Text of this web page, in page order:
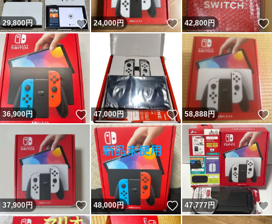
29,800円 いいね！
24,000円 いいね！
42,800円
36,900円 いいね！
47,000円 いいね！
58,888円
37,900円 いいね！
48,000円 いいね！
47,777円